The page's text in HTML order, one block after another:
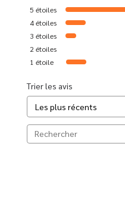
5 étoiles
4étoiles
3 étoiles
2 étoiles
1 étoile
Trier les avis